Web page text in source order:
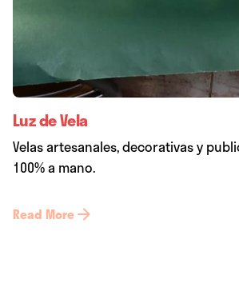
Luz de Vela
Velas artesanales, decorativas y
100% a mano.
Read More